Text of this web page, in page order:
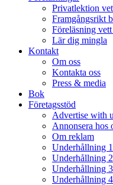
Privatlektion
Framgångsrikt
Föreläsning
Lär dig mingla
Kontakt
Om oss
Kontakta oss
Press & media
Bok
Företagsstöd
Advertise with
Annonsera hos
Om reklam
Underhållning 1
Underhållning 2
Underhållning 3
Underhållning 4